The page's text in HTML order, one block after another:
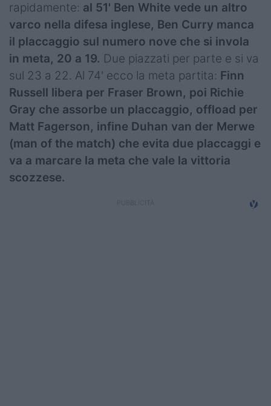
rapidamente: al 51' Ben White vede un altro
varco nella difesa inglese, Ben Curry manca
il placcaggio sul numero nove che si invola
in meta, 20 a 19. Due piazzati per parte e si va
sul 23 a 22. Al 74' ecco la meta partita: Finn
Russell libera per Fraser Brown, poi Richie
Gray che assorbe un placcaggio, offload per
Matt Fagerson, infine Duhan van der Merwe
(man of the match) che evita due placcaggi e
va a marcare la meta che vale la vittoria
scozzese.